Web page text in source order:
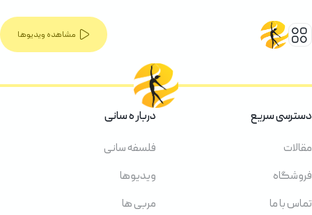
مشاهده ویدیوها
دسترسی سریع
مقالات
فروشگاه
تماس با ما
دربار ه سانی
فلسفه سانی
ویدیوها
مربی ها